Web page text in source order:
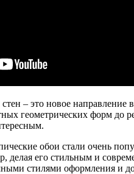
– это новое
геометрических форм
обои стали очень
делая его стильным и
стилями оформления и